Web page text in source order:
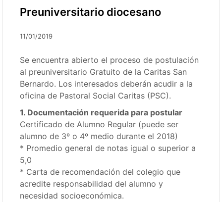
Preuniversitario diocesano
11/01/2019
Se encuentra abierto el proceso de postulación
al preuniversitario Gratuito de la Caritas San
Bernardo. Los interesados deberán acudir a la
oficina de Pastoral Social Caritas (PSC).
1. Documentación requerida para postular
Certificado de Alumno Regular (puede ser
alumno de 3º o 4º medio durante el 2018)
* Promedio general de notas igual o superior a
5,0
* Carta de recomendación del colegio que
acredite responsabilidad del alumno y
necesidad socioeconómica.